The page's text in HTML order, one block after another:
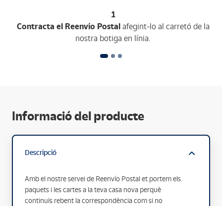
1
Contracta el Reenvío Postal afegint-lo al carretó de la
nostra botiga en línia.
Informació del producte
Descripció
Amb el nostre servei de Reenvío Postal et portem els
paquets i les cartes a la teva casa nova perquè
continuïs rebent la correspondència com si no